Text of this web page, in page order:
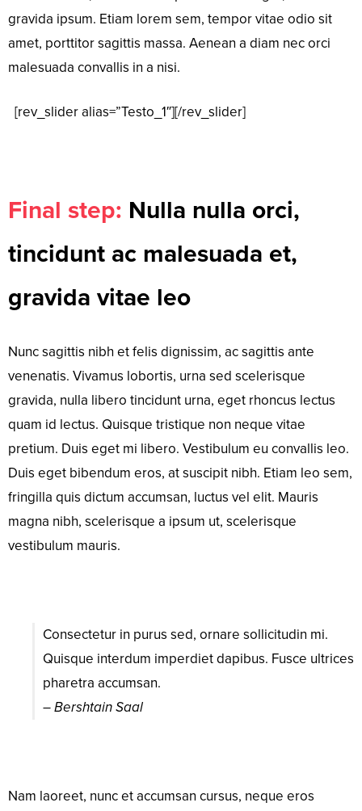
gravida ipsum. Etiam lorem sem, tempor vitae odio sit
amet, porttitor sagittis massa. Aenean a diam nec orci
malesuada convallis in a nisi.
[rev_slider alias=”Testo_1″][/rev_slider]
Final step: Nulla nulla orci,
tincidunt ac malesuada et,
gravida vitae leo
Nunc sagittis nibh et felis dignissim, ac sagittis ante
venenatis. Vivamus lobortis, urna sed scelerisque
gravida, nulla libero tincidunt urna, eget rhoncus lectus
quam id lectus. Quisque tristique non neque vitae
pretium. Duis eget mi libero. Vestibulum eu convallis leo.
Duis eget bibendum eros, at suscipit nibh. Etiam leo sem,
fringilla quis dictum accumsan, luctus vel elit. Mauris
magna nibh, scelerisque a ipsum ut, scelerisque
vestibulum mauris.
Consectetur in purus sed, ornare sollicitudin mi.
Quisque interdum imperdiet dapibus. Fusce ultrices
pharetra accumsan.
– Bershtain Saal
Nam laoreet, nunc et accumsan cursus, neque eros